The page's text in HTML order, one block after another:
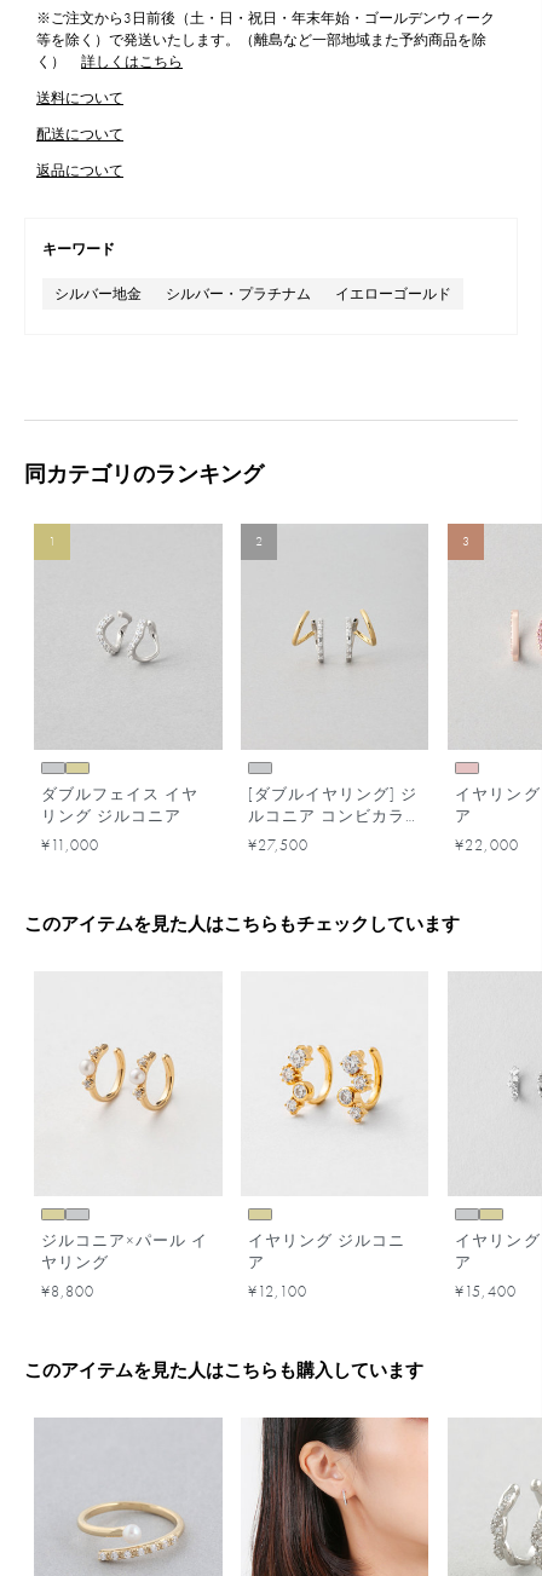
※ご注文から3日前後（土・日・祝日・年末年始・ゴールデンウィーク
等を除く）で発送いたします。（離島など一部地域また予約商品を除
く）
詳しくはこちら
送料について
配送について
返品について
キーワード
シルバー地金 シルバー・プラチナム イエローゴールド
同カテゴリのランキング
1
ダブルフェイス イヤ
リング ジルコニア
¥11,000
2
[ダブルイヤリング] ジ
ルコニア コンビカラ
ー
¥27,500
3
イヤリン
ア
¥22,000
このアイテムを見た人はこちらもチェックしています
ジルコニア×パール イ
ヤリング
¥8,800
イヤリング ジルコニ
ア
¥12,100
イヤリン
ア
¥15,400
このアイテムを見た人はこちらも購入しています